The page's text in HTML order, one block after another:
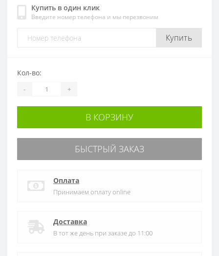
Купить в один клик
Введите номер телефона и мы перезвоним
Купить
Кол-во:
- +
В КОРЗИНУ
БЫСТРЫЙ ЗАКАЗ
Оплата
Принимаем оплату online
Доставка
В тот же день при заказе до 11:00